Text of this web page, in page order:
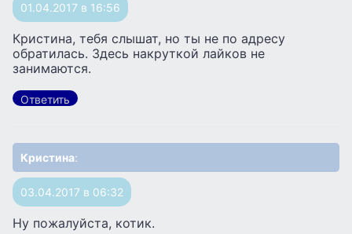
01.04.2017 в 16:56
Кристина, тебя слышат, но ты не по адресу
обратилась. Здесь накруткой лайков не
занимаются.
Ответить
Кристина:
03.04.2017 в 06:32
Ну пожалуйста, котик.